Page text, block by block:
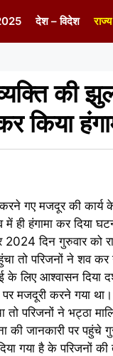
देश – विदेश राज्य
की
किया
गए मजदूर की
हंगामा कर दिया
दिन गुरुवार को
तो परिजनों ने शव कर
लिए आश्वासन दिया
मजदूरी करने गया
परिजनों ने भट्ठा
की जानकारी पर पहुंचे
गया है के परिजनों